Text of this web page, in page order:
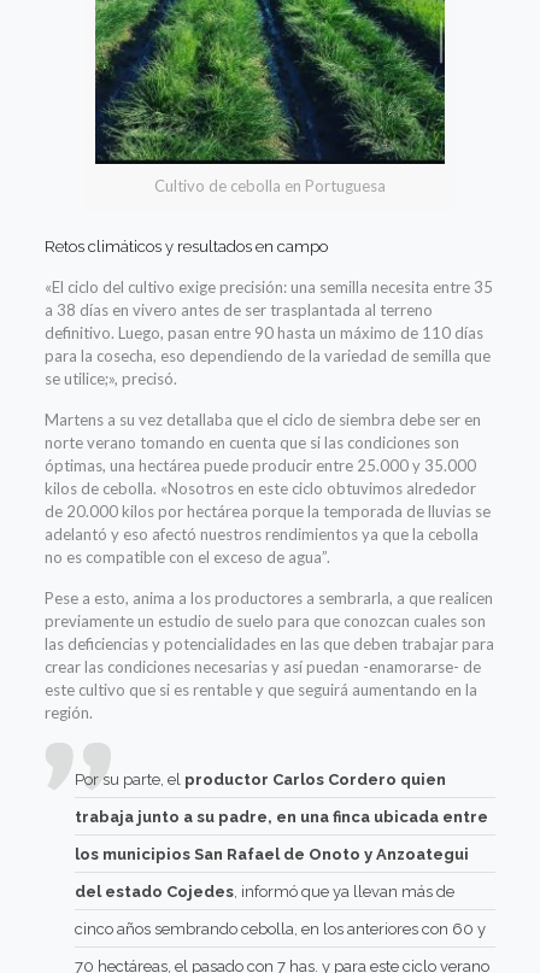
Cultivo de cebolla en Portuguesa
Retos climáticos y resultados en campo
«El ciclo del cultivo exige precisión: una semilla necesita entre 35
a 38 días en vivero antes de ser trasplantada al terreno
definitivo. Luego, pasan entre 90 hasta un máximo de 110 días
para la cosecha, eso dependiendo de la variedad de semilla que
se utilice;», precisó.
Martens a su vez detallaba que el ciclo de siembra debe ser en
norte verano tomando en cuenta que si las condiciones son
óptimas, una hectárea puede producir entre 25.000 y 35.000
kilos de cebolla. «Nosotros en este ciclo obtuvimos alrededor
de 20.000 kilos por hectárea porque la temporada de lluvias se
adelantó y eso afectó nuestros rendimientos ya que la cebolla
no es compatible con el exceso de agua”.
Pese a esto, anima a los productores a sembrarla, a que realicen
previamente un estudio de suelo para que conozcan cuales son
las deficiencias y potencialidades en las que deben trabajar para
crear las condiciones necesarias y así puedan -enamorarse- de
este cultivo que si es rentable y que seguirá aumentando en la
región.
Por su parte, elproductor Carlos Cordero quien
trabaja junto a su padre, en una finca ubicada entre
los municipios San Rafael de Onoto y Anzoategui
del estado Cojedes, informó que ya llevan más de
cinco años sembrando cebolla, en los anteriores con 60 y
70 hectáreas, el pasado con 7 has. y para este ciclo verano